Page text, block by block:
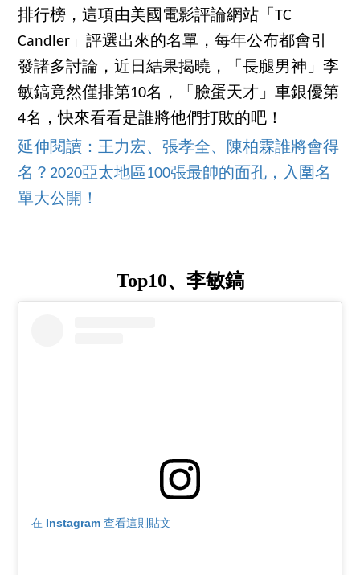
排行榜，這項由美國電影評論網站「TC
Candler」評選出來的名單，每年公布都會引
發諸多討論，近日結果揭曉，「長腿男神」李
敏鎬竟然僅排第10名，「臉蛋天才」車銀優第
4名，快來看看是誰將他們打敗的吧！
延伸閱讀：王力宏、張孝全、陳柏霖誰將會得
名？2020亞太地區100張最帥的面孔，入圍名
單大公開！
Top10、李敏鎬
在 Instagram 查看這則貼文